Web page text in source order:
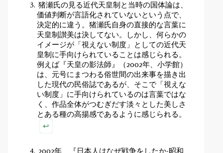
猪瀬氏の見る近代天皇制と当時の国体論は、
価値判断が言語化されていないという点で、
決定的に違う。猪瀬氏自身の直接的な言葉に
天皇制讃美は決してない。しかし、何らかの
イメージが「視えない制度」としての近代天
皇制に手向けられていることは感じられる。
例えば『天皇の影法師』（2002年、小学館）
は、元号にまつわる俗世間の出来事を描き出
した現代の民俗誌であるが、そこで「視えな
い制度」に手向けられているのは言葉ではな
く、作品全体がつむぎだす淡々とした美しさ
とある種の高揚感であるように感じられる。
↩